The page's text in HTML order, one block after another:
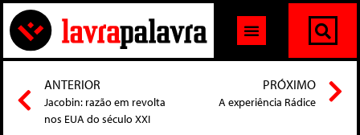
ANTERIOR
Jacobin: razão em revolta
nos EUA do século XXI
PRÓXIMO
A experiência Rádice